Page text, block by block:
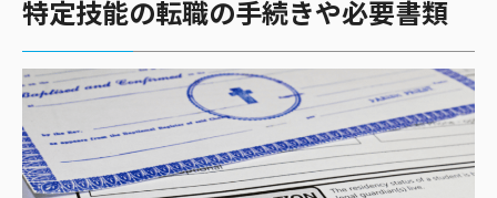
特定技能の転職の手続きや必要書類